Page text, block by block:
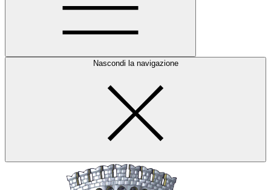
Nascondi la navigazione